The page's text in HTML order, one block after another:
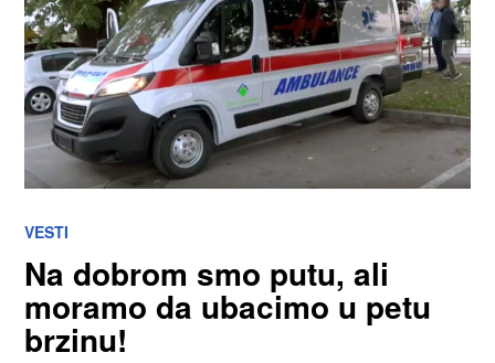
VESTI
Na dobrom smo putu, ali
moramo da ubacimo u petu
brzinu!